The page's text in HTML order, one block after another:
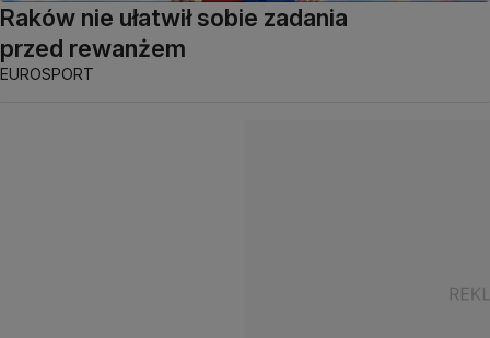
Raków nie ułatwił sobie zadania
przed rewanżem
EUROSPORT